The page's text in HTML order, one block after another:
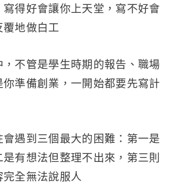
得好會讓你上天堂，寫不好會
地做白工
不管是學生時期的報告、職場
你準備創業，一開始都要先寫計
遇到三個最大的困難：第一是
有想法但整理不出來，第三則
全無法說服人